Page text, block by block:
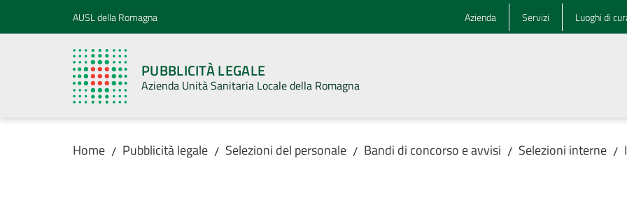
Vai al contenuto
Vai alla navigazioneAUSL della Romagna Azienda Servizi Luoghi di
PUBBLICITÀ LEGALE
Azienda Unità Sanitaria Locale della Romagna
Home / Pubblicità legale / Selezioni del personale / Bandi di concorso e avvisi / Selezioni interne /